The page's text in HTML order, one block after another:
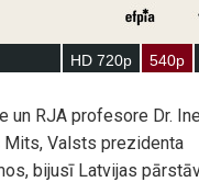
un RJA profesore Dr.
Valsts prezidenta
bijusī Latvijas